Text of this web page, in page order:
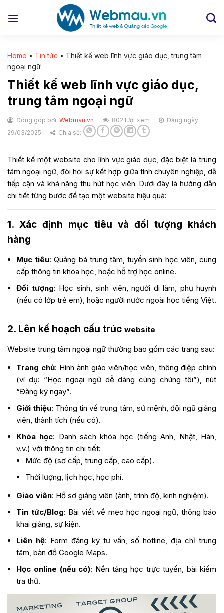
đến
Home • Tin tức • Thiết kế web lĩnh vực giáo dục, trung tâm
ngoại ngữ
Thiết kế web lĩnh vực giáo dục,
trung tâm ngoại ngữ
Đóng góp bởi: Webmau.vn 802 lượt xem
Đăng ngày
29/03/2025
Chia sẻ:
Thiết kế một website cho lĩnh vực giáo dục, đặc biệt là trung
tâm ngoại ngữ, đòi hỏi sự kết hợp giữa tính chuyên nghiệp, dễ
tiếp cận và khả năng thu hút học viên. Dưới đây là hướng dẫn
chi tiết từng bước để tạo một website hiệu quả:
1. Xác định mục tiêu và đối tượng khách
hàng
Mục tiêu: Quảng bá trung tâm, tuyển sinh học viên, cung
cấp thông tin khóa học, hoặc hỗ trợ học online.
Đối tượng: Học sinh, sinh viên, người đi làm, phụ huynh
(nếu có lớp trẻ em), hoặc người nước ngoài học tiếng Việt.
2. Lên kế hoạch cấu trúc website
Website trung tâm ngoại ngữ thường bao gồm các trang sau:
Trang chủ: Hình ảnh giáo viên/học viên, thông điệp chính
(ví dụ: “Học ngoại ngữ dễ dàng cùng chúng tôi”), nút
“Đăng ký ngay”.
Giới thiệu: Thông tin về trung tâm, sứ mệnh, đội ngũ giảng
viên, thành tích (nếu có).
Khóa học: Danh sách khóa học (tiếng Anh, Nhật, Hàn,
v.v.) với thông tin chi tiết:
Mức độ (sơ cấp, trung cấp, cao cấp).
Thời lượng, lịch học, học phí.
Giáo viên: Hồ sơ giảng viên (ảnh, trình độ, kinh nghiệm).
Tin tức/Blog: Bài viết về mẹo học ngoại ngữ, thông báo
khai giảng, sự kiện.
Liên hệ: Form đăng ký tư vấn, số hotline, địa chỉ trung
tâm, bản đồ Google Maps.
Học online (nếu có): Nền tảng học trực tuyến, bài kiểm
tra thử.